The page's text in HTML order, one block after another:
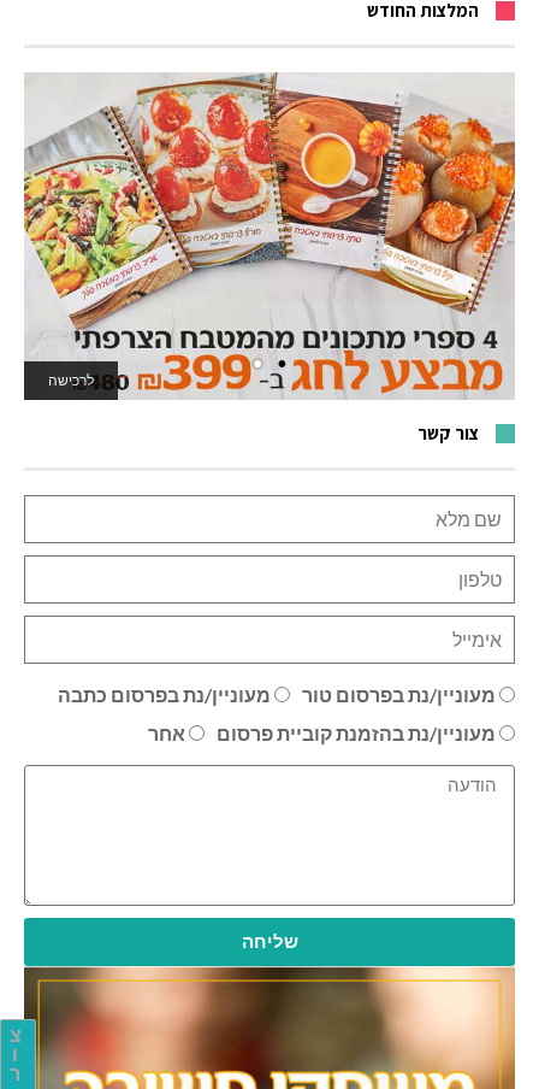
צ
ו
ר
המלצות החודש
לרכישה
צור קשר
מעוניין/נת בפרסום טור
מעוניין/נת בפרסום כתבה
מעוניין/נת בהזמנת קוביית פרסום
אחר
שליחה